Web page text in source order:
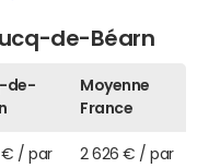
de-Béarn
de-
Moyenne
France
€ / par
2 626 € / par